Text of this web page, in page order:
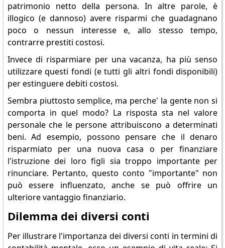
patrimonio netto della persona. In altre parole, è
illogico (e dannoso) avere risparmi che guadagnano
poco o nessun interesse e, allo stesso tempo,
contrarre prestiti costosi.
Invece di risparmiare per una vacanza, ha più senso
utilizzare questi fondi (e tutti gli altri fondi disponibili)
per estinguere debiti costosi.
Sembra piuttosto semplice, ma perche' la gente non si
comporta in quel modo? La risposta sta nel valore
personale che le persone attribuiscono a determinati
beni. Ad esempio, possono pensare che il denaro
risparmiato per una nuova casa o per finanziare
l'istruzione dei loro figli sia troppo importante per
rinunciare. Pertanto, questo conto "importante" non
può essere influenzato, anche se può offrire un
ulteriore vantaggio finanziario.
Dilemma dei diversi conti
Per illustrare l'importanza dei diversi conti in termini di